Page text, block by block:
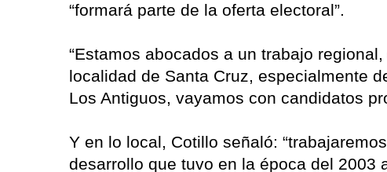
“formará parte de la oferta electoral”.
“Estamos abocados a un trabajo
localidad de Santa Cruz, especialmente
Los Antiguos, vayamos con candidatos
Y en lo local, Cotillo señaló:
desarrollo que tuvo en la época del 2003